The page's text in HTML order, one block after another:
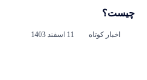
چیست؟
اخبار کوتاه 11 اسفند 1403